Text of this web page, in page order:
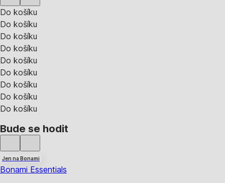
Do košíku
Do košíku
Do košíku
Do košíku
Do košíku
Do košíku
Do košíku
Do košíku
Do košíku
Bude se hodit
Jen na Bonami
Bonami Essentials